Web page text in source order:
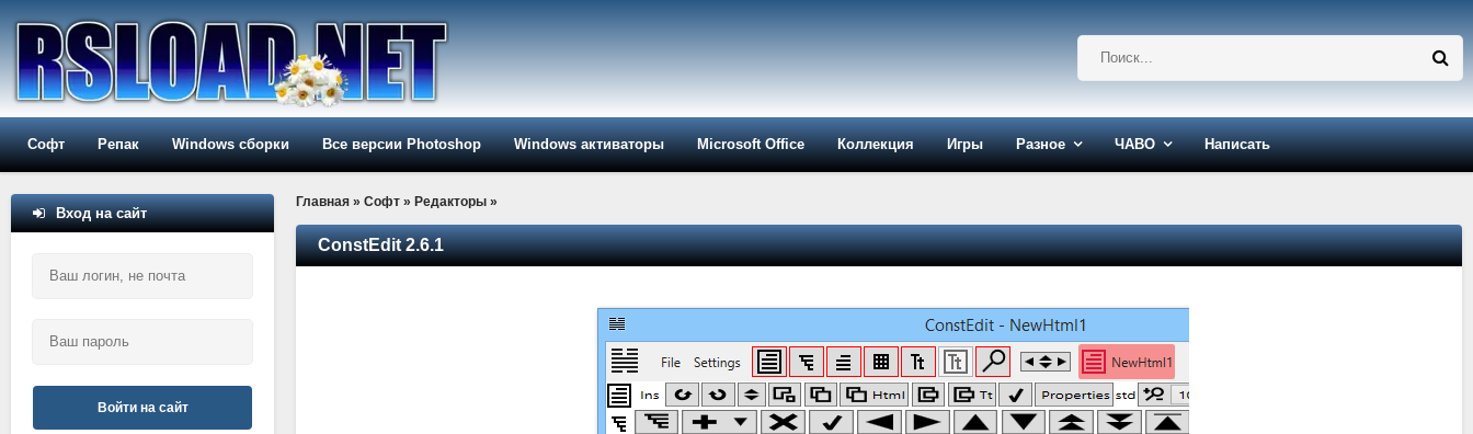
Софт Репак Windows сборки Все версии Photoshop Windows активаторы Microsoft Office Коллекция Игры Разное ЧАВО Написать
Главная » Софт » Редакторы »
ConstEdit 2.6.1
Вход на сайт
Войти на сайт